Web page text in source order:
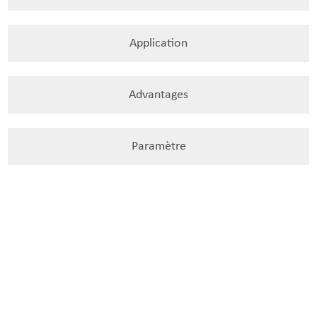
Application
Advantages
Paramètre